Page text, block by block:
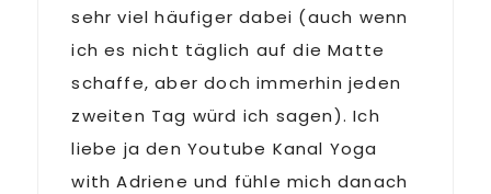
sehr viel häufiger dabei (auch wenn
ich es nicht täglich auf die Matte
schaffe, aber doch immerhin jeden
zweiten Tag würd ich sagen). Ich
liebe ja den Youtube Kanal Yoga
with Adriene und fühle mich danach